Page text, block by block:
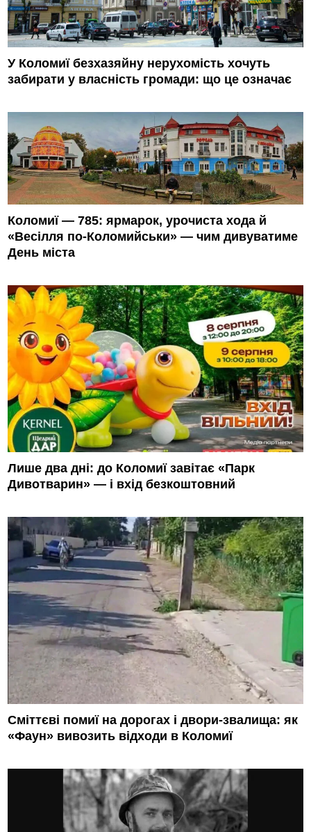
У Коломиї безхазяйну нерухомість хочуть
забирати у власність громади: що це означає
Коломиї — 785: ярмарок, урочиста хода й
«Весілля по-Коломийськи» — чим дивуватиме
День міста
Лише два дні: до Коломиї завітає «Парк
Дивотварин» — і вхід безкоштовний
Сміттєві помиї на дорогах і двори-звалища: як
«Фаун» вивозить відходи в Коломиї